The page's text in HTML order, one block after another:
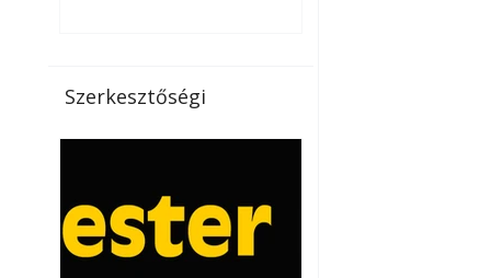
paradicsomot sokszor
gazdasági érettségben, azaz
Utóérik eközben, de nem lesz
olyan ízű, mint amit a saját
kertünkben, biológiai
Szerkesztőségi